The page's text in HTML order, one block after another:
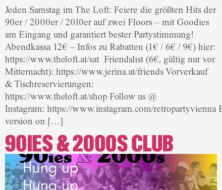
Jeden Samstag im The Loft: Feiere die größten Hits der
90er / 2000er / 2010er auf zwei Floors – mit Goodies
am Eingang und garantiert bester Partystimmung!
Abendkassa 12€ – Infos zu Rabatten (1€ / 6€ / 9€) hier:
https://www.theloft.at/sat Friendslist (6€, gültig nur vor
Mitternacht): https://www.jerina.at/friends Vorverkauf
& Tischreservierungen:
https://www.theloft.at/shop Follow us @
Instagram: https://www.instagram.com/retropartyvienna
version on […]
90IES & 2000S CLUB